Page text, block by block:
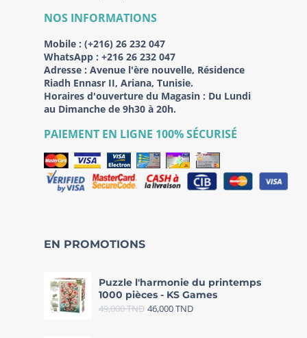
NOS INFORMATIONS
Mobile : (+216) 26 232 047
WhatsApp : +216 26 232 047
Adresse : Avenue l'ère nouvelle, Résidence
Riadh Ennasr II, Ariana, Tunisie.
Horaires d'ouverture du Magasin : Du Lundi
au Dimanche de 9h30 à 20h.
PAIEMENT EN LIGNE 100% SÉCURISÉ
EN PROMOTIONS
Puzzle l'harmonie du printemps
1000 pièces - KS Games
49,000TND 46,000TND